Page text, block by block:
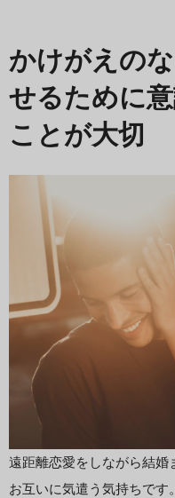
かけがえの
せるために
ことが大切
遠距離恋愛をしながら結婚
お互いに気遣う気持ちです